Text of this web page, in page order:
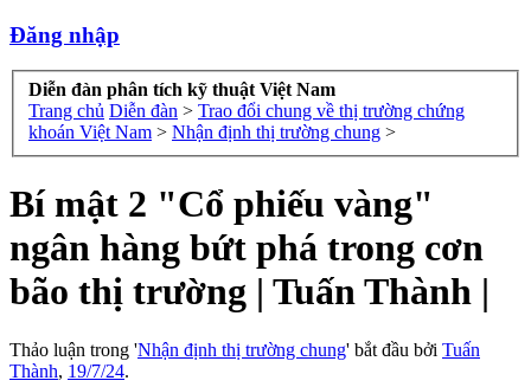
Đăng nhập
Diễn đàn phân tích kỹ thuật Việt Nam
Trang chủ Diễn đàn > Trao đổi chung về thị trường chứng
khoán Việt Nam > Nhận định thị trường chung >
Bí mật 2 "Cổ phiếu vàng"
ngân hàng bứt phá trong cơn
bão thị trường | Tuấn Thành |
Thảo luận trong 'Nhận định thị trường chung' bắt đầu bởi Tuấn
Thành, 19/7/24.